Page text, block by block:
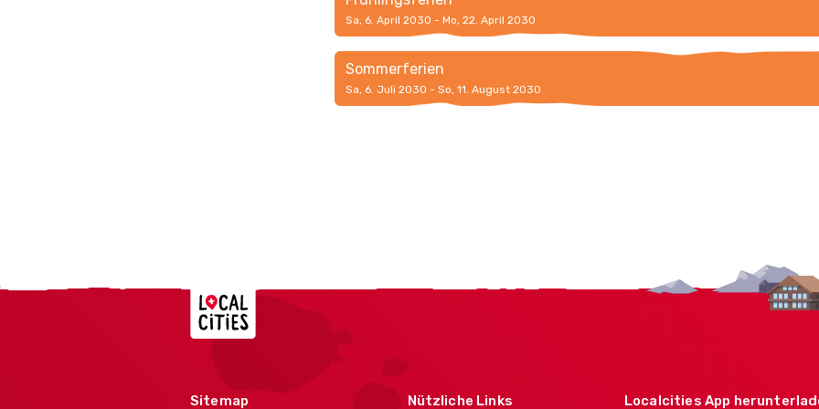
Sa, 6. April 2030 - Mo, 22. April 2030
Sommerferien
Sa, 6. Juli 2030 - So, 11. August 2030
Localcities
Sitemap Nützliche Links Localcities App